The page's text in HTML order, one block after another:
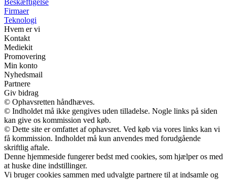
Beskæftigelse
Firmaer
Teknologi
Hvem er vi
Kontakt
Mediekit
Promovering
Min konto
Nyhedsmail
Partnere
Giv bidrag
© Ophavsretten håndhæves.
© Indholdet må ikke gengives uden tilladelse. Nogle links på siden
kan give os kommission ved køb.
© Dette site er omfattet af ophavsret. Ved køb via vores links kan vi
få kommission. Indholdet må kun anvendes med forudgående
skriftlig aftale.
Denne hjemmeside fungerer bedst med cookies, som hjælper os med
at huske dine indstillinger.
Vi bruger cookies sammen med udvalgte partnere til at indsamle og